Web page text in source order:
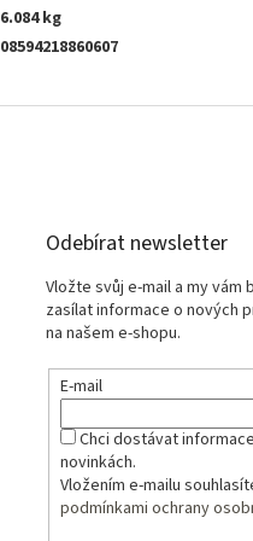
6.084 kg
08594218860607
Odebírat newsletter
Vložte svůj e-mail a my vám
zasílat informace o nových
na našem e-shopu.
E-mail
Chci dostávat
novinkách.
Vložením e-mailu
podmínkami ochrany